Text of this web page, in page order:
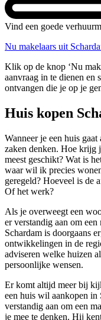
Vind een goede
Nu makelaars uit
Klik op de knop ‘Nu
aanvraag in te dienen
ontvangen die je op je
Huis kopen
Wanneer je een huis
zaken denken. Hoe krijg
meest geschikt? Wat is
waar wil ik precies
geregeld? Hoeveel is de
Of het werk?
Als je overweegt een
er verstandig aan om
Schardam is doorgaans
ontwikkelingen in de
adviseren welke huizen
persoonlijke wensen.
Er komt altijd meer bij
een huis wil aankopen in
verstandig aan om een
je mee te denken. Hij